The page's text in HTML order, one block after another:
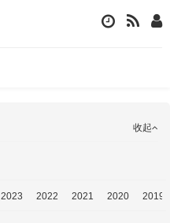
收起
2023 2022 2021 2020 2019